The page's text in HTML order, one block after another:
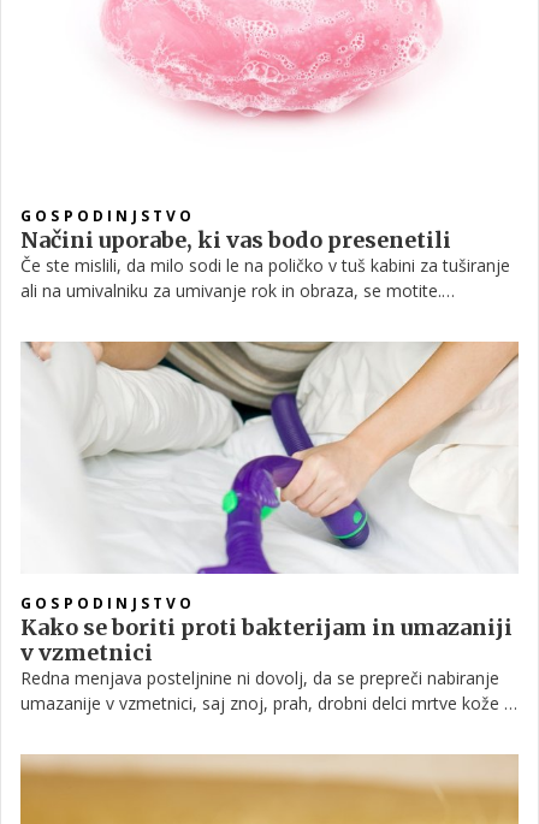
GOSPODINJSTVO
Načini uporabe, ki vas bodo presenetili
Če ste mislili, da milo sodi le na poličko v tuš kabini za tuširanje
ali na umivalniku za umivanje rok in obraza, se motite.
GOSPODINJSTVO
Kako se boriti proti bakterijam in umazaniji
v vzmetnici
Redna menjava posteljnine ni dovolj, da se prepreči nabiranje
umazanije v vzmetnici, saj znoj, prah, drobni delci mrtve kože in
enako velja tudi za bakterije.